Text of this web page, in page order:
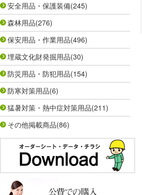
安全用品・保護装備(245)
森林用品(276)
保安用品・作業用品(496)
埋蔵文化財発掘用品(30)
防災用品・防犯用品(154)
防寒対策用品(6)
猛暑対策・熱中症対策用品(211)
その他掲載商品(86)